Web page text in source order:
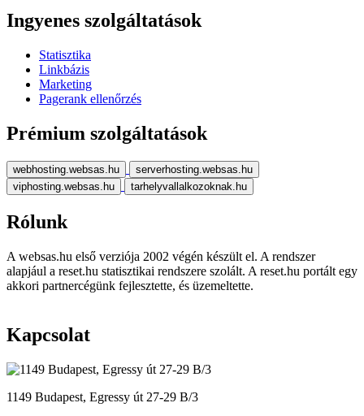
Ingyenes szolgáltatások
Statisztika
Linkbázis
Marketing
Pagerank ellenőrzés
Prémium szolgáltatások
webhosting.websas.hu
serverhosting.websas.hu
viphosting.websas.hu
tarhelyvallalkozoknak.hu
Rólunk
A websas.hu első verziója 2002 végén készült el. A rendszer
alapjául a reset.hu statisztikai rendszere szolált. A reset.hu portált egy
akkori partnercégünk fejlesztette, és üzemeltette.
Kapcsolat
1149 Budapest, Egressy út 27-29 B/3